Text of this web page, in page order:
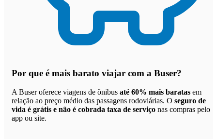
Por que é mais barato viajar com a Buser?
A Buser oferece viagens de ônibus até 60% mais baratas em
relação ao preço médio das passagens rodoviárias. O seguro de
vida é grátis e não é cobrada taxa de serviço nas compras pelo
app ou site.